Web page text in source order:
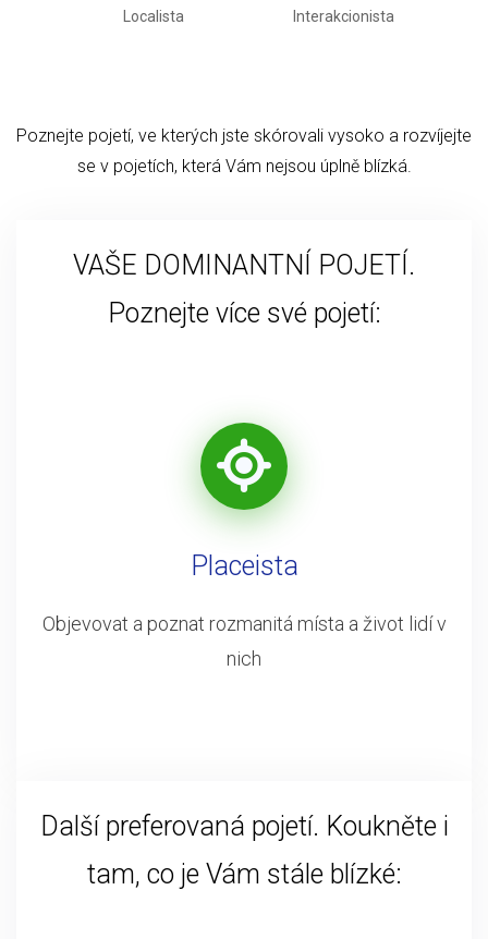
Poznejte pojetí, ve kterých jste skórovali vysoko a rozvíjejte
se v pojetích, která Vám nejsou úplně blízká.
VAŠE DOMINANTNÍ POJETÍ.
Poznejte více své pojetí:
Placeista
Objevovat a poznat rozmanitá místa a život lidí v
nich
Další preferovaná pojetí. Koukněte i
tam, co je Vám stále blízké: